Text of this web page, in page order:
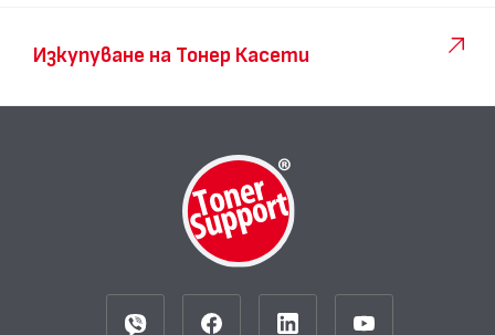
Изкупуване на Тонер Касети